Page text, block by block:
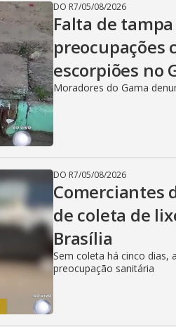
DO R7/05/08/2026
Falta de
preocupações
escorpiões no
Moradores do Gama
DO R7/05/08/2026
Comerciantes
de coleta de
Brasília
Sem coleta há cinco dias,
preocupação sanitária